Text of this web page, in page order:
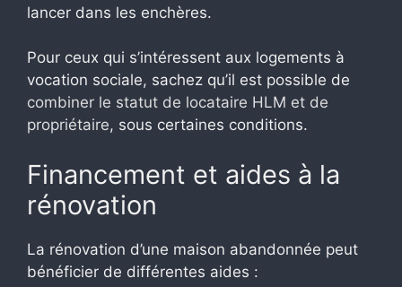
lancer dans les enchères.
Pour ceux qui s’intéressent aux logements à
vocation sociale, sachez qu’il est possible de
combiner le statut de locataire HLM et de
propriétaire, sous certaines conditions.
Financement et aides à la
rénovation
La rénovation d’une maison abandonnée peut
bénéficier de différentes aides :